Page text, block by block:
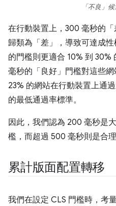
「不良」
在行動裝置上，300 毫秒的
歸類為「差」，導致可達成
的門檻則更適合 10% 到
毫秒的「良好」門檻對這些
23% 的網站在行動裝置上通
的最低通過率標準。
因此，我們認為 200 毫秒是
檻，而超過 500 毫秒則是合
累計版面配置轉移
我們在設定 CLS 門檻時，考